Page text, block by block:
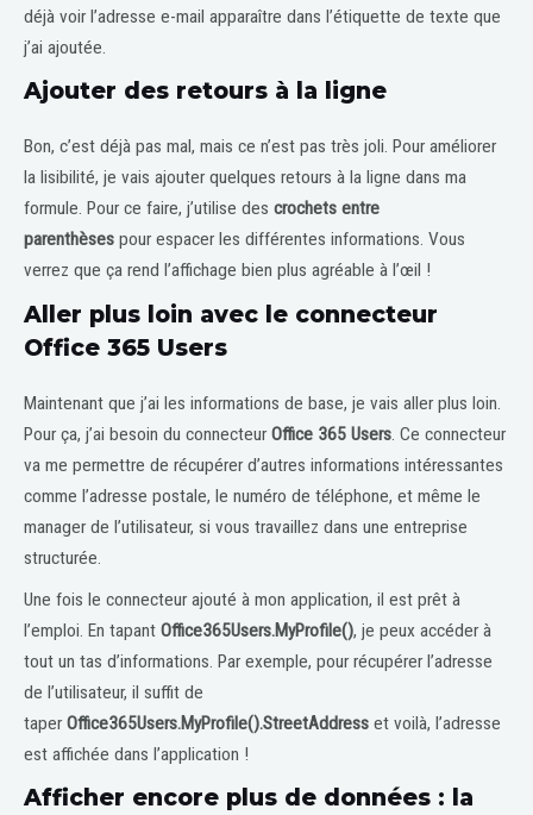
déjà voir l’adresse e-mail apparaître dans l’étiquette de texte que
j’ai ajoutée.
Ajouter des retours à la ligne
Bon, c’est déjà pas mal, mais ce n’est pas très joli. Pour améliorer
la lisibilité, je vais ajouter quelques retours à la ligne dans ma
formule. Pour ce faire, j’utilise des crochets entre
parenthèses pour espacer les différentes informations. Vous
verrez que ça rend l’affichage bien plus agréable à l’œil !
Aller plus loin avec le connecteur
Office 365 Users
Maintenant que j’ai les informations de base, je vais aller plus loin.
Pour ça, j’ai besoin du connecteur Office 365 Users. Ce connecteur
va me permettre de récupérer d’autres informations intéressantes
comme l’adresse postale, le numéro de téléphone, et même le
manager de l’utilisateur, si vous travaillez dans une entreprise
structurée.
Une fois le connecteur ajouté à mon application, il est prêt à
l’emploi. En tapant Office365Users.MyProfile(), je peux accéder à
tout un tas d’informations. Par exemple, pour récupérer l’adresse
de l’utilisateur, il suffit de
taper Office365Users.MyProfile().StreetAddress et voilà, l’adresse
est affichée dans l’application !
Afficher encore plus de données : la